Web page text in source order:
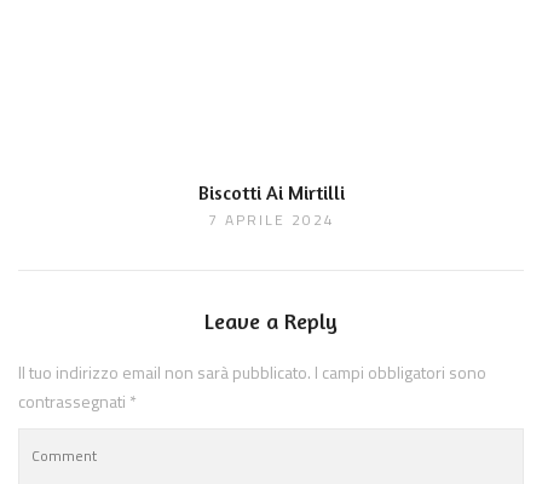
Biscotti Ai Mirtilli
7 APRILE 2024
Leave a Reply
Il tuo indirizzo email non sarà pubblicato. I campi obbligatori sono
contrassegnati *